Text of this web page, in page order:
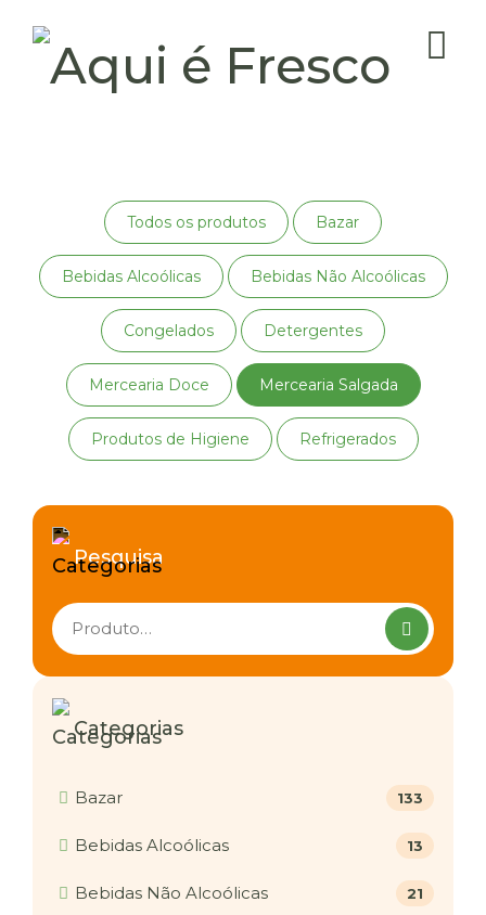
Todos os produtos Bazar
Bebidas Alcoólicas Bebidas Não Alcoólicas
Congelados Detergentes
Mercearia Doce Mercearia Salgada
Produtos de Higiene Refrigerados
Pesquisa
Pesquisar
produtos
Categorias
Bazar 133
Bebidas Alcoólicas 13
Bebidas Não Alcoólicas 21